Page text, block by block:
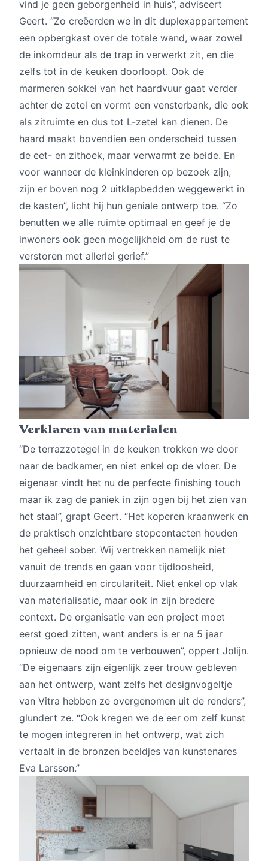
vind je geen geborgenheid in huis”, adviseert
Geert. “Zo creëerden we in dit duplexappartement
een opbergkast over de totale wand, waar zowel
de inkomdeur als de trap in verwerkt zit, en die
zelfs tot in de keuken doorloopt. Ook de
marmeren sokkel van het haardvuur gaat verder
achter de zetel en vormt een vensterbank, die ook
als zitruimte en dus tot L-zetel kan dienen. De
haard maakt bovendien een onderscheid tussen
de eet- en zithoek, maar verwarmt ze beide. En
voor wanneer de kleinkinderen op bezoek zijn,
zijn er boven nog 2 uitklapbedden weggewerkt in
de kasten”, licht hij hun geniale ontwerp toe. “Zo
benutten we alle ruimte optimaal en geef je de
inwoners ook geen mogelijkheid om de rust te
verstoren met allerlei gerief.”
Verklaren van materialen
“De terrazzotegel in de keuken trokken we door
naar de badkamer, en niet enkel op de vloer. De
eigenaar vindt het nu de perfecte finishing touch
maar ik zag de paniek in zijn ogen bij het zien van
het staal”, grapt Geert. “Het koperen kraanwerk en
de praktisch onzichtbare stopcontacten houden
het geheel sober. Wij vertrekken namelijk niet
vanuit de trends en gaan voor tijdloosheid,
duurzaamheid en circulariteit. Niet enkel op vlak
van materialisatie, maar ook in zijn bredere
context. De organisatie van een project moet
eerst goed zitten, want anders is er na 5 jaar
opnieuw de nood om te verbouwen”, oppert Jolijn.
“De eigenaars zijn eigenlijk zeer trouw gebleven
aan het ontwerp, want zelfs het designvogeltje
van Vitra hebben ze overgenomen uit de renders”,
glundert ze. “Ook kregen we de eer om zelf kunst
te mogen integreren in het ontwerp, wat zich
vertaalt in de bronzen beeldjes van kunstenares
Eva Larsson.”